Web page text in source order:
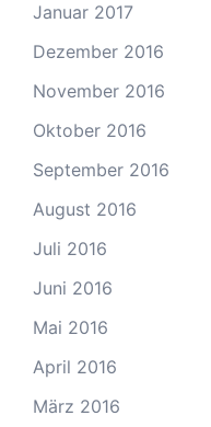
Januar 2017
Dezember 2016
November 2016
Oktober 2016
September 2016
August 2016
Juli 2016
Juni 2016
Mai 2016
April 2016
März 2016